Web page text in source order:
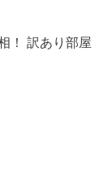
！ 訳あり部屋